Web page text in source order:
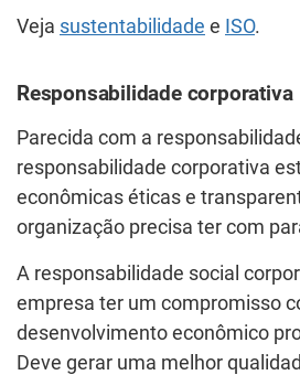
Veja sustentabilidade e ISO.
Responsabilidade corporativa
Parecida com a
responsabilidade corporativa
econômicas éticas e
organização precisa ter com
A responsabilidade social
empresa ter um compromisso
desenvolvimento econômico
Deve gerar uma melhor